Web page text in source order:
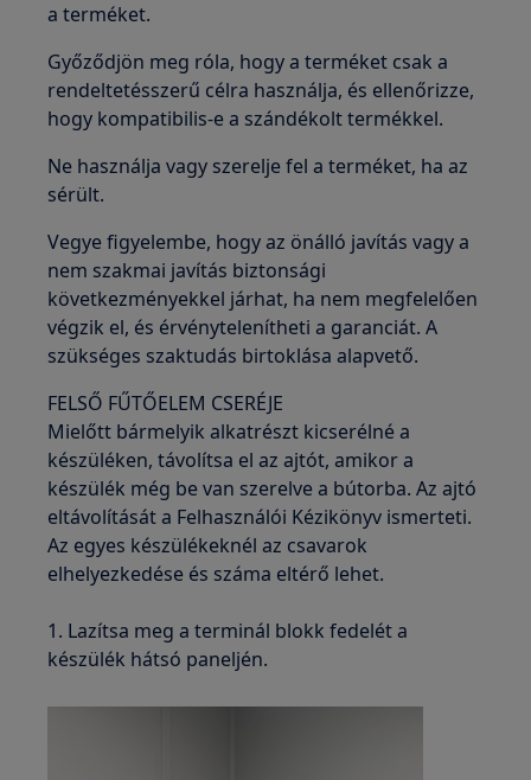
a terméket.
Győződjön meg róla, hogy a terméket csak a
rendeltetésszerű célra használja, és ellenőrizze,
hogy kompatibilis-e a szándékolt termékkel.
Ne használja vagy szerelje fel a terméket, ha az
sérült.
Vegye figyelembe, hogy az önálló javítás vagy a
nem szakmai javítás biztonsági
következményekkel járhat, ha nem megfelelően
végzik el, és érvénytelenítheti a garanciát. A
szükséges szaktudás birtoklása alapvető.
FELSŐ FŰTŐELEM CSERÉJE
Mielőtt bármelyik alkatrészt kicserélné a
készüléken, távolítsa el az ajtót, amikor a
készülék még be van szerelve a bútorba. Az ajtó
eltávolítását a Felhasználói Kézikönyv ismerteti.
Az egyes készülékeknél az csavarok
elhelyezkedése és száma eltérő lehet.
1. Lazítsa meg a terminál blokk fedelét a
készülék hátsó paneljén.